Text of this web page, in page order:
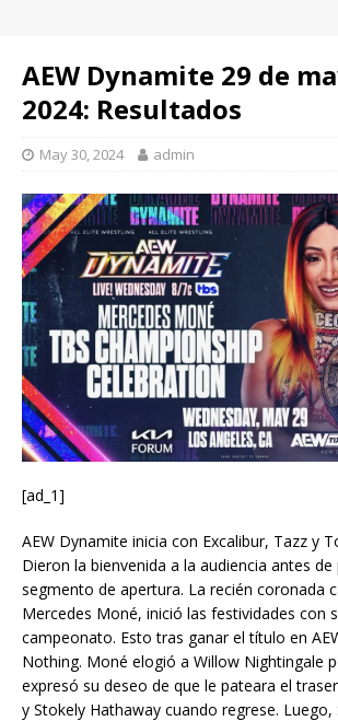
AEW Dynamite 29 de
2024: Resultados
May 30, 2024 admin
[ad_1]
AEW Dynamite inicia con Excalibur, Tazz y
Dieron la bienvenida a la audiencia antes de
segmento de apertura. La recién coronada
Mercedes Moné, inició las festividades con
campeonato. Esto tras ganar el título en
Nothing. Moné elogió a Willow Nightingale
expresó su deseo de que le pateara el
y Stokely Hathaway cuando regrese. Luego,